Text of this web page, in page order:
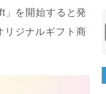
を開始すると発
リジナルギフト商